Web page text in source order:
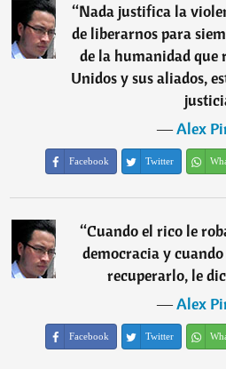
“Nada justifica la
de liberarnos para
de la humanidad que
Unidos y sus aliados,
―Alex
Facebook Twitter
“Cuando el rico le
democracia y
recuperarlo, le
―Alex
Facebook Twitter